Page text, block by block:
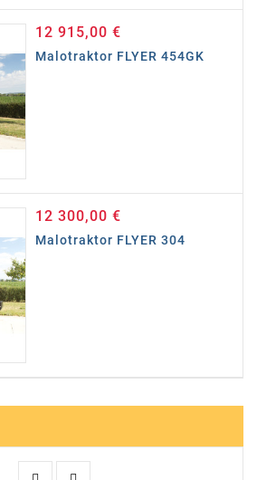
12 915,00 €Cena
Malotraktor FLYER 454GK
12 300,00 €Cena
Malotraktor FLYER 304